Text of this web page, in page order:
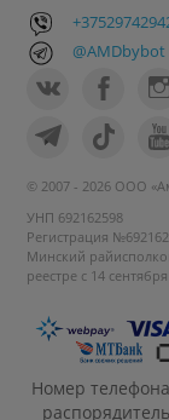
@AMDbybot
© 2007 - 2026 ООО
УНП 692162598
Регистрация
Минский
реестре с 14
Номер